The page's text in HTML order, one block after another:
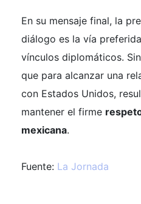
En su mensaje final, la
diálogo es la vía
vínculos diplomáticos.
que para alcanzar una
con Estados Unidos,
mantener el firme
mexicana.
Fuente: La Jornada